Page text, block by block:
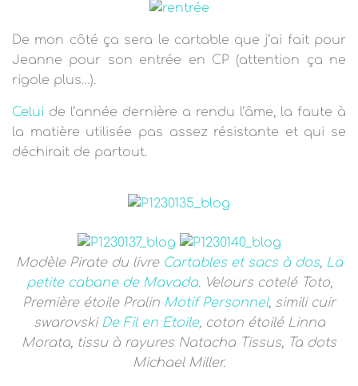
N
De mon côté ça sera le cartable que j’ai fait pour
Jeanne pour son entrée en CP (attention ça ne
rigole plus…).
Celui de l’année dernière a rendu l’âme, la faute à
la matière utilisée pas assez résistante et qui se
déchirait de partout.
Modèle Pirate du livre Cartables et sacs à dos, La
petite cabane de Mavada. Velours cotelé Toto,
Première étoile Pralin Motif Personnel, simili cuir
swarovski De Fil en Etoile, coton étoilé Linna
Morata, tissu à rayures Natacha Tissus, Ta dots
Michael Miller.